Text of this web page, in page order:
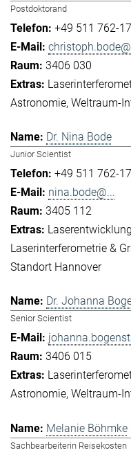
Postdoktorand
+49 511 762-
3406 030
Astronomie Weltraum-
Dr. Nina Bode
Junior Scientist
+49 511 762-
nina.bode@...
3405 112
Laserinterferometrie &
Standort Hannover
Dr. Johanna
Senior Scientist
3406 015
Astronomie Weltraum-
Melanie Böhmke
Sachbearbeiterin Reisekosten